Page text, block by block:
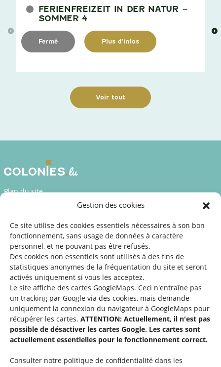
Gestion des cookies
Ce site utilise des cookies essentiels nécessaires à son bon
fonctionnement, sans usage de données à caractère
personnel, et ne pouvant pas être refusés.
Des cookies non essentiels sont utilisés à des fins de
statistiques anonymes de la fréquentation du site et seront
activés uniquement si vous les acceptez.
Le site affiche des cartes GoogleMaps. Ceci n'entraîne pas
un tracking par Google via des cookies, mais demande
uniquement la connexion du navigateur à GoogleMaps pour
récupérer les cartes. ATTENTION: Actuellement, il n'est pas
possible de désactiver les cartes Google. Les cartes sont
actuellement essentielles pour le fonctionnement correct.
Consulter notre politique de confidentialité dans les
FERIENFREIZEIT IN DER NATUR –
SOMMER 4
Fermé Plus d'infos
Voir tout
Plan du site
Déclaration d’accessibilité
Mentions légales
©2026 SNJ
Une offre du